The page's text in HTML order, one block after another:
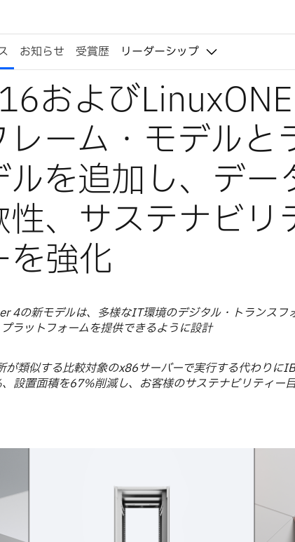
お知らせ 受賞歴 リーダーシップ
および
ーム・モデルと
を追加し、デー
、サステナビリ
強化
の新モデルは、多様なIT環境のデジタル・トランスフ
ラットフォームを提供できるように設計
が類似する比較対象のx86サーバーで実行する代わりに
設置面積を67%削減し、お客様のサステナビリティー